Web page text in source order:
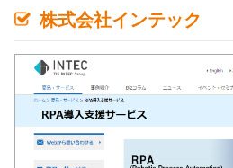
株式会社インテック